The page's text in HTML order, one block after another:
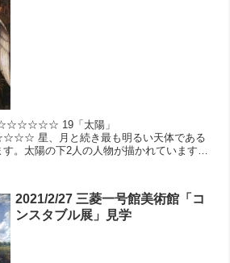
19「太陽」
天体である
。太陽の下2人の人物が描かれています。
2021/2/27 三菱一号館美術館「コ
ンスタブル展」見学